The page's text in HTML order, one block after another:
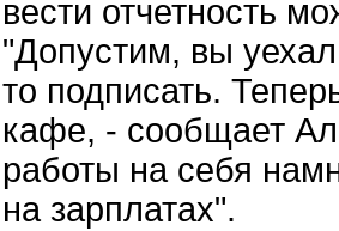
вести отчетность
"Допустим, вы
то подписать.
кафе, - сообщает
работы на себя
на зарплатах".